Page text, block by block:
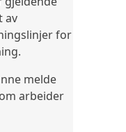
av
for
melde
arbeider